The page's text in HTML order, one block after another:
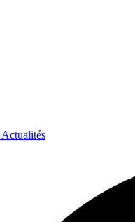
Actualités